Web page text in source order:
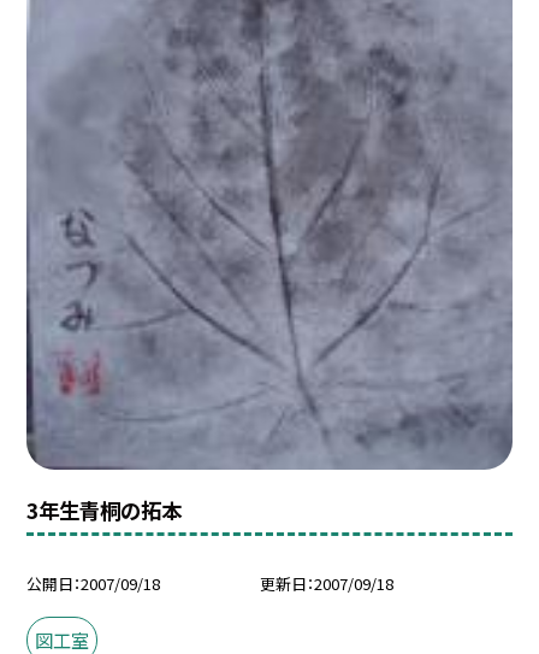
3年生青桐の拓本
公開日 2007/09/18 更新日 2007/09/18
図工室